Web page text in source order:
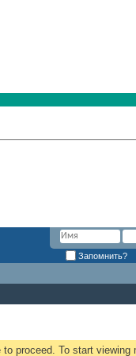
Запомнить?
proceed. To start